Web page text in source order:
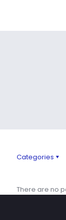
Categories
There are no